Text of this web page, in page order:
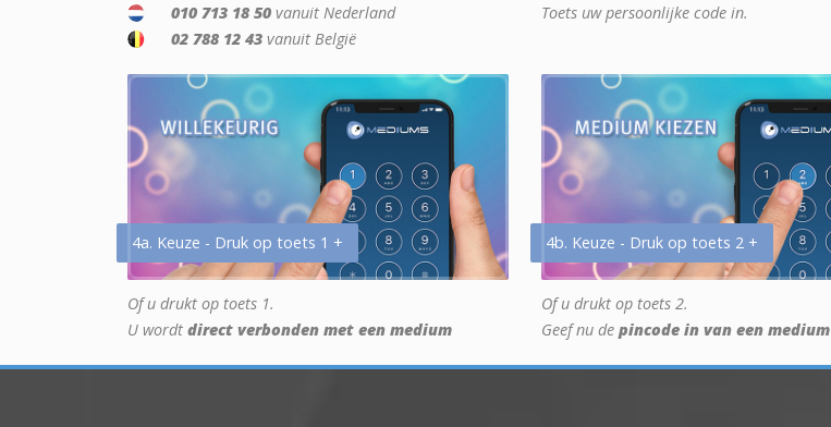
010 713 18 50 vanuit Nederland
02 788 12 43 vanuit België
Toets uw persoonlijke code in.
4a. Keuze - Druk op toets 1 +
Of u drukt op toets 1.
U wordt direct verbonden met een medium
4b. Keuze - Druk op toets 2 +
Of u drukt op toets 2.
Geef nu de pincode in van een medium